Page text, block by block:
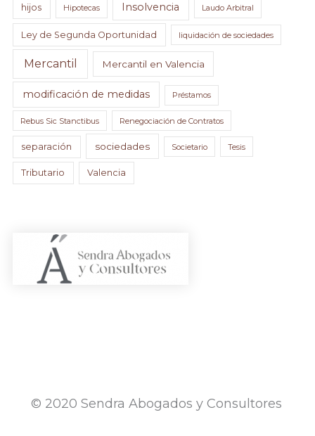
hijos Hipotecas Insolvencia Laudo Arbitral
Ley de Segunda Oportunidad liquidación de sociedades
Mercantil Mercantil en Valencia
modificación de medidas Préstamos
Rebus Sic Stanctibus Renegociación de Contratos
separación sociedades Societario Tesis
Tributario Valencia
© 2020 Sendra Abogados y Consultores